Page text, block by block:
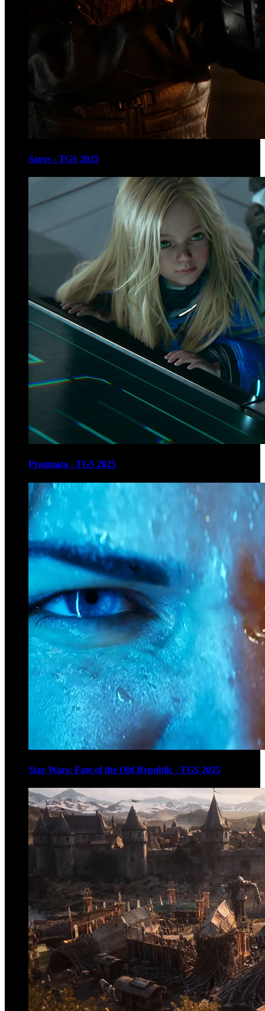
Saros - TGS 2025
Pragmata - TGS 2025
Star Wars: Fate of the Old Republic - TGS 2025